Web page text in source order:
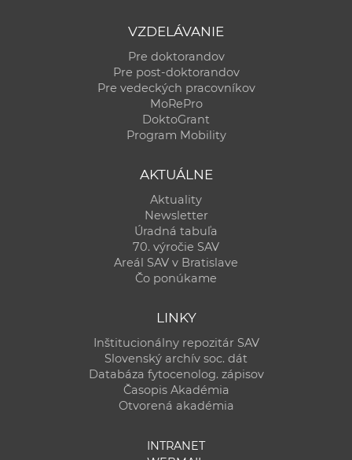
VZDELÁVANIE
Pre doktorandov
Pre post-doktorandov
Pre vedeckých pracovníkov
MoRePro
DoktoGrant
Program Mobility
AKTUÁLNE
Aktuality
Newsletter
Úradná tabuľa
70. výročie SAV
Areál SAV v Bratislave
Čo ponúkame
LINKY
Inštitucionálny repozitár SAV
Slovenský archív soc. dát
Databáza fytocenolog. zápisov
Časopis Akadémia
Otvorená akadémia
INTRANET